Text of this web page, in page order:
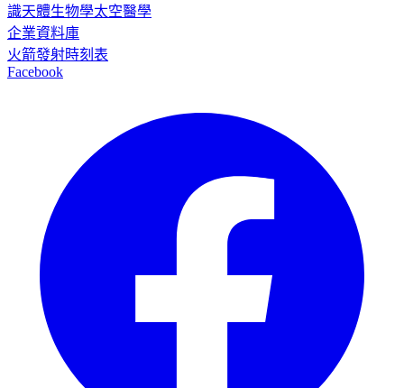
識天體生物學太空醫學
企業資料庫
火箭發射時刻表
Facebook